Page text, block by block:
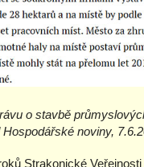
o stavbě
noviny,
Strakonické